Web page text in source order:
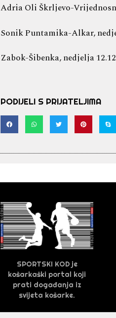
Adria Oli Škrljevo-
Sonik Puntamika-Alkar,
Zabok-Šibenka, nedjelja
PODIJELI S PRIJATELJIMA
SPORTSKI KOD je
košarkaški portal koji
prati događanja iz
svijeta košarke.